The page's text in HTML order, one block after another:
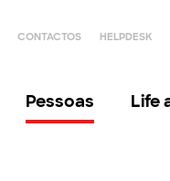
CONTACTOS HELPDESK
Pessoas Life